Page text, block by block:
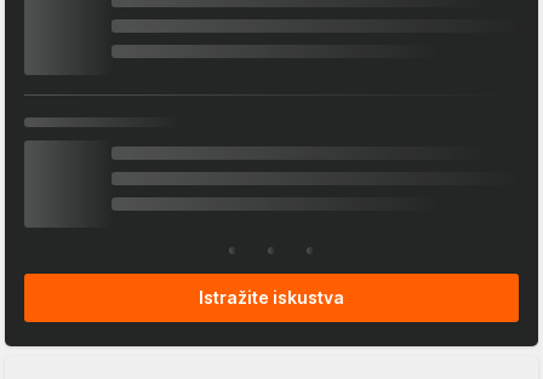
Istražite iskustva